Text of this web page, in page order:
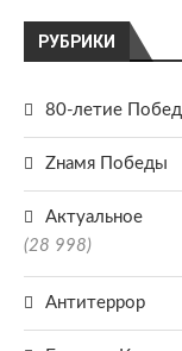
РУБРИКИ
80-летие
Zнамя Победы
Актуальное
(28 998)
Антитеррор